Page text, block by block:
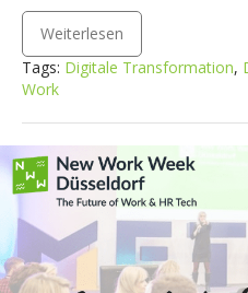
Weiterlesen
Tags: Digitale Transformation,
Work